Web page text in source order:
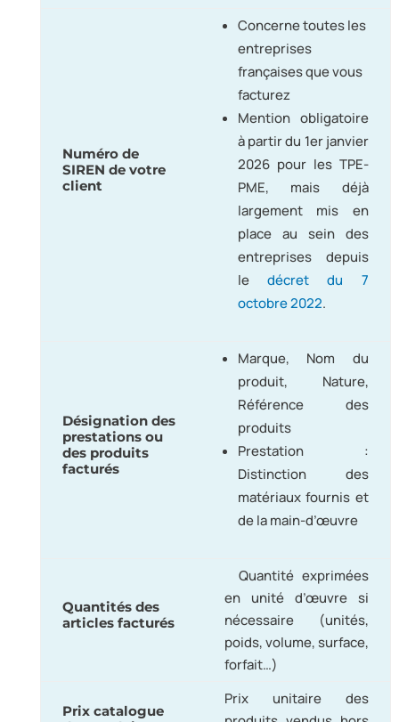
Numéro de
SIREN de votre
client
Concerne toutes les
entreprises
françaises que vous
facturez
Mention obligatoire
à partir du 1er janvier
2026 pour les TPE-
PME, mais déjà
largement mis en
place au sein des
entreprises depuis
ledécret du 7
octobre 2022.
Désignation des
prestations ou
des produits
facturés
Marque, Nom du
produit, Nature,
Référence des
produits
Prestation :
Distinction des
matériaux fournis et
de la main-d’œuvre
Quantités des
articles facturés
Quantité exprimées
en unité d’œuvre si
nécessaire (unités,
poids, volume, surface,
forfait…)
Prix catalogue
Prix unitaire des